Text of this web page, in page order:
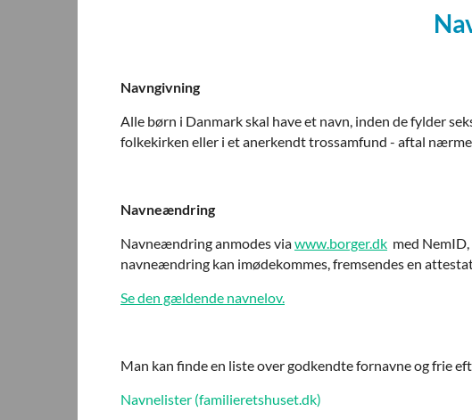
Navngivning
Alle børn i Danmark skal have et navn, inden de fylder
folkekirken eller i et anerkendt trossamfund - aftal
Navneændring
Navneændring anmodes viawww.borger.dk med
navneændring kan imødekommes, fremsendes en
Se den gældende navnelov.
Man kan finde en liste over godkendte fornavne og frie
Navnelister (familieretshuset.dk)